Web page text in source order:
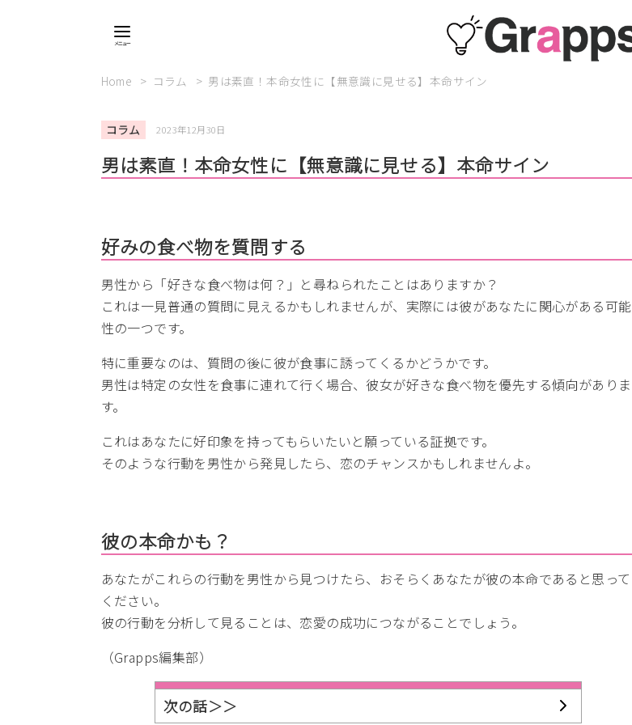
Home コラム 男は素直！本命女性に【無意識に見せる】本命サイン
コラム 2023年12月30日
男は素直！本命女性に【無意識に見せる】本命サイン
好みの食べ物を質問する
男性から「好きな食べ物は何？」と尋ねられたことはありますか？
これは一見普通の質問に見えるかもしれませんが、実際には彼があなたに関心がある可能
性の一つです。
特に重要なのは、質問の後に彼が食事に誘ってくるかどうかです。
男性は特定の女性を食事に連れて行く場合、彼女が好きな食べ物を優先する傾向がありま
す。
これはあなたに好印象を持ってもらいたいと願っている証拠です。
そのような行動を男性から発見したら、恋のチャンスかもしれませんよ。
彼の本命かも？
あなたがこれらの行動を男性から見つけたら、おそらくあなたが彼の本命であると思って
ください。
彼の行動を分析して見ることは、恋愛の成功につながることでしょう。
（Grapps編集部）
次の話＞＞